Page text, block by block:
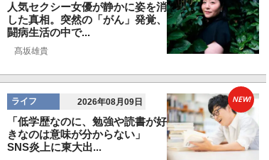
人気セクシー女優が静かに姿を消
した真相。突然の「がん」発覚、
闘病生活の中で...
髙坂雄貴
ライフ 2026年08月09日
「低学歴なのに、勉強や読書が好
きなのは意味が分からない」
SNS炎上に東大出...
NEW!